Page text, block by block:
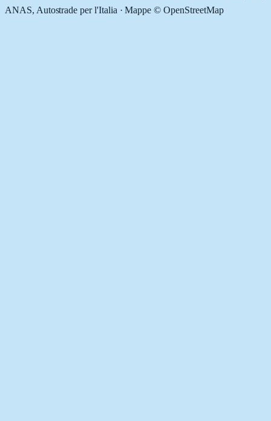
ANAS, Autostrade per l'Italia · Mappe © OpenStreetMap